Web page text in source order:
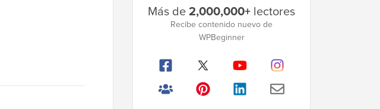
lateral
Más de2,000,000+ lectores
Recibe contenido nuevo de
WPBeginner